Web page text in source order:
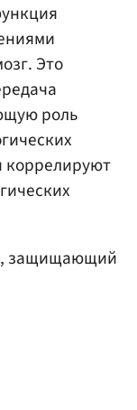
Это
роль
коррелируют
защищающий